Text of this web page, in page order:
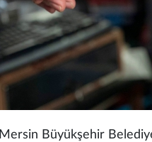
Mersin Büyükşehir